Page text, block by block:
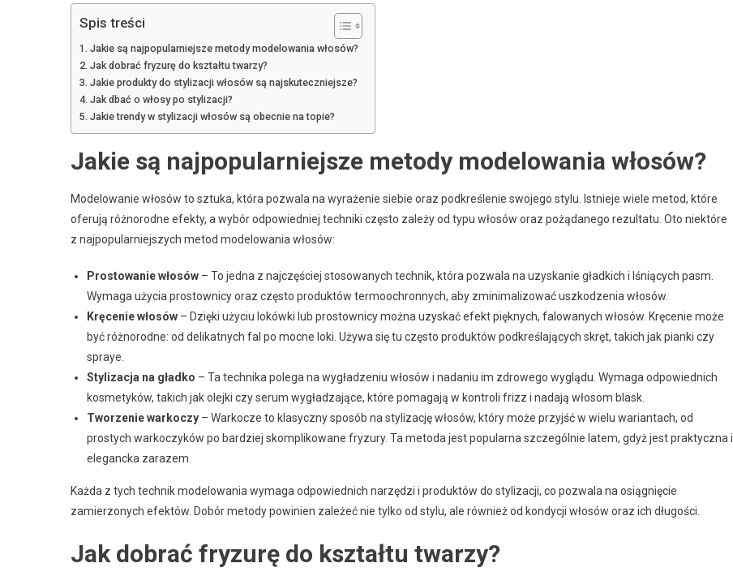
Spis treści
Jakie są najpopularniejsze metody modelowania włosów?
Jak dobrać fryzurę do kształtu twarzy?
Jakie produkty do stylizacji włosów są najskuteczniejsze?
Jak dbać o włosy po stylizacji?
Jakie trendy w stylizacji włosów są obecnie na topie?
Jakie są najpopularniejsze metody modelowania włosów?
Modelowanie włosów to sztuka, która pozwala na wyrażenie siebie oraz podkreślenie swojego stylu. Istnieje wiele metod, które
oferują różnorodne efekty, a wybór odpowiedniej techniki często zależy od typu włosów oraz pożądanego rezultatu. Oto niektóre
z najpopularniejszych metod modelowania włosów:
Prostowanie włosów – To jedna z najczęściej stosowanych technik, która pozwala na uzyskanie gładkich i lśniących pasm.
Wymaga użycia prostownicy oraz często produktów termoochronnych, aby zminimalizować uszkodzenia włosów.
Kręcenie włosów – Dzięki użyciu lokówki lub prostownicy można uzyskać efekt pięknych, falowanych włosów. Kręcenie może
być różnorodne: od delikatnych fal po mocne loki. Używa się tu często produktów podkreślających skręt, takich jak pianki czy
spraye.
Stylizacja na gładko – Ta technika polega na wygładzeniu włosów i nadaniu im zdrowego wyglądu. Wymaga odpowiednich
kosmetyków, takich jak olejki czy serum wygładzające, które pomagają w kontroli frizz i nadają włosom blask.
Tworzenie warkoczy – Warkocze to klasyczny sposób na stylizację włosów, który może przyjść w wielu wariantach, od
prostych warkoczyków po bardziej skomplikowane fryzury. Ta metoda jest popularna szczególnie latem, gdyż jest praktyczna i
elegancka zarazem.
Każda z tych technik modelowania wymaga odpowiednich narzędzi i produktów do stylizacji, co pozwala na osiągnięcie
zamierzonych efektów. Dobór metody powinien zależeć nie tylko od stylu, ale również od kondycji włosów oraz ich długości.
Jak dobrać fryzurę do kształtu twarzy?